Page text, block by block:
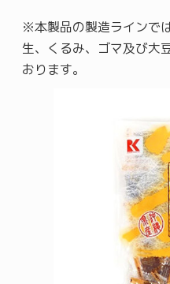
※本製品の製造ラインで
生、くるみ、ゴマ及び大
おります。